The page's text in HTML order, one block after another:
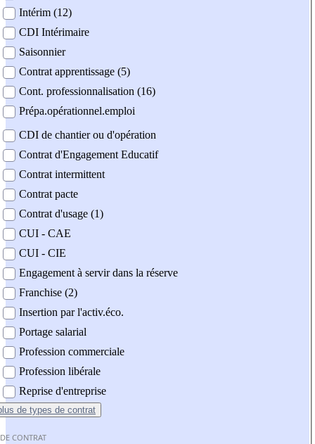
Intérim (12)
CDI Intérimaire
Saisonnier
Contrat apprentissage (5)
Cont. professionnalisation (16)
Prépa.opérationnel.emploi
CDI de chantier ou d'opération
Contrat d'Engagement Educatif
Contrat intermittent
Contrat pacte
Contrat d'usage (1)
CUI - CAE
CUI - CIE
Engagement à servir dans la réserve
Franchise (2)
Insertion par l'activ.éco.
Portage salarial
Profession commerciale
Profession libérale
Reprise d'entreprise
de types de contrat
CONTRAT